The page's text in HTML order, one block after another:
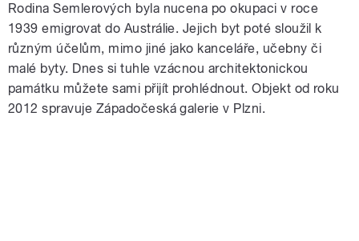
Rodina Semlerových byla nucena po okupaci v roce
1939 emigrovat do Austrálie. Jejich byt poté sloužil k
různým účelům, mimo jiné jako kanceláře, učebny či
malé byty. Dnes si tuhle vzácnou architektonickou
památku můžete sami přijít prohlédnout. Objekt od roku
2012 spravuje Západočeská galerie v Plzni.